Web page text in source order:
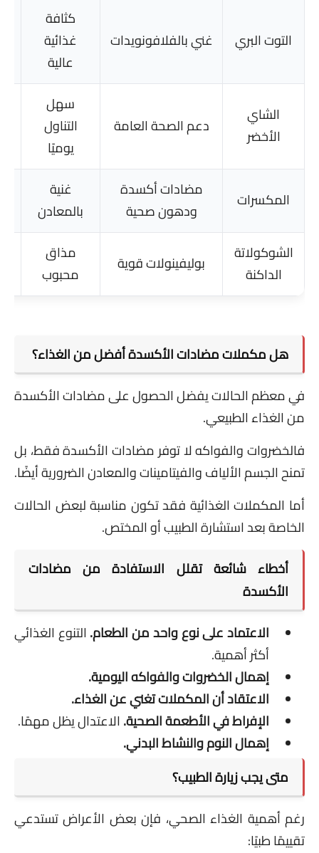
التوت البري غني بالفلافونويدات
كثافة
غذائية
عالية
الشاي
الأخضر
دعم الصحة العامة
سهل
التناول
يوميًا
المكسرات
مضادات أكسدة
ودهون صحية
غنية
بالمعادن
الشوكولاتة
الداكنة
بوليفينولات قوية
مذاق
محبوب
هل مكملات مضادات الأكسدة أفضل من الغذاء؟
في معظم الحالات يفضل الحصول على مضادات الأكسدة
من الغذاء الطبيعي.
فالخضروات والفواكه لا توفر مضادات الأكسدة فقط، بل
تمنح الجسم الألياف والفيتامينات والمعادن الضرورية أيضًا.
أما المكملات الغذائية فقد تكون مناسبة لبعض الحالات
الخاصة بعد استشارة الطبيب أو المختص.
أخطاء شائعة تقلل الاستفادة من مضادات
الأكسدة
الاعتماد على نوع واحد من الطعام.التنوع الغذائي
أكثر أهمية.
إهمال الخضروات والفواكه اليومية.
الاعتقاد أن المكملات تغني عن الغذاء.
الإفراط في الأطعمة الصحية.الاعتدال يظل مهمًا.
إهمال النوم والنشاط البدني.
متى يجب زيارة الطبيب؟
رغم أهمية الغذاء الصحي، فإن بعض الأعراض تستدعي
تقييمًا طبيًا: